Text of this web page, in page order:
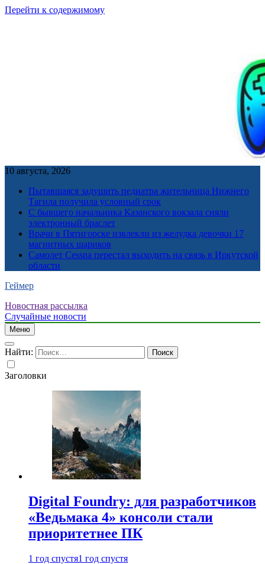
Перейти к содержимому
10 августа, 2026
Пытавшаяся задушить педиатра жительница Нижнего
Тагила получила условный срок
С бывшего начальника Казанского вокзала сняли
электронный браслет
Врачи в Пятигорске извлекли из желудка девочки 17
магнитных шариков
Самолет Cessna перестал выходить на связь в Иркутской
области
Геймер
Новостная рассылка
Случайные новости
Меню
Найти:
Заголовки
Digital Foundry: для разработчиков
«Ведьмака 4» консоли стали
приоритетнее ПК
1 год спустя1 год спустя